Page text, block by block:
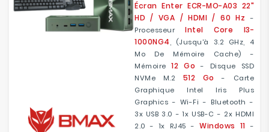
Écran Enter ECR-MO-A03 22"
HD / VGA / HDMI / 60 Hz -
ProcesseurIntel Core I3-
1000NG4 , (jusqu'à 3.2 GHz, 4
Mo De Mémoire Cache) -
Mémoire12 Go - Disque SSD
NVMe M.2 512 Go
- Carte
Graphique Intel Iris Plus
Graphics - Wi-Fi - Bluetooth -
3x USB 3.0 - 1x USB-C - 2x HDMI
2.0 - 1x RJ45 -Windows 11 -